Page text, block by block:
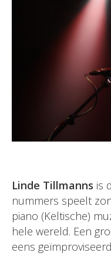
Linde Tillmanns is
nummers speelt
piano (Keltische)
hele wereld. Een
eens